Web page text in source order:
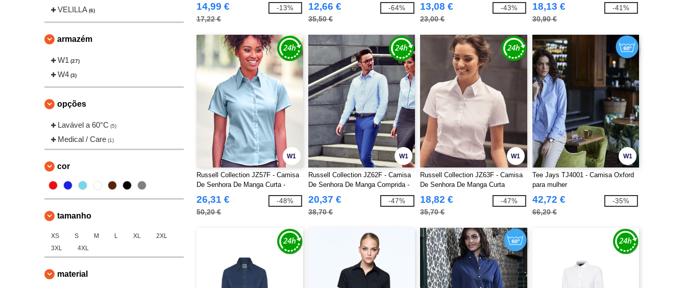
VELILLA (6)
armazém
W1 (27)
W4 (3)
opções
Lavável a 60°C (5)
Medical / Care (1)
cor
tamanho
XS S M L XL
2XL
3XL
4XL
material
14,99 €
17,22 €
-13% 12,66 €
35,50 €
-64% 13,08 €
23,00 €
-43% 18,13 €
30,90 €
-41%
W1
Russell Collection JZ57F - Camisa
De Senhora De Manga Curta -
Ultimate Non-Iron
26,31 €
50,20 €
-48%
W1
Russell Collection JZ62F - Camisa
De Senhora De Manga Comprida -
Easy Care Oxford
20,37 €
38,70 €
-47%
W1
Russell Collection JZ63F - Camisa
De Senhora De Manga Curta
Herringbone
18,82 €
35,70 €
-47%
W1
Tee Jays TJ4001 - Camisa Oxford
para mulher
42,72 €
66,20 €
-35%